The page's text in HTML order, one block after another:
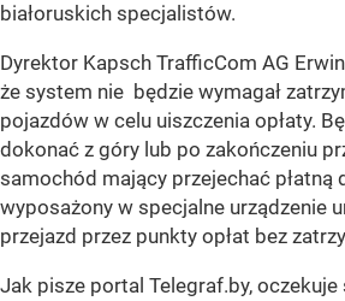
białoruskich specjalistów.
Dyrektor Kapsch TrafficCom AG
że system nie będzie wymagał
pojazdów w celu uiszczenia opłaty.
dokonać z góry lub po zakończeniu
samochód mający przejechać płatną
wyposażony w specjalne urządzenie
przejazd przez punkty opłat bez
Jak pisze portal Telegraf.by, oczekuje